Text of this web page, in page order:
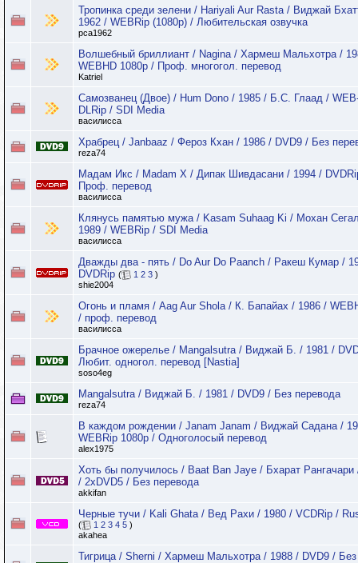
Тропинка среди зелени / Hariyali Aur Rasta / Виджай
1962 / WEBRip (1080p) / Любительская озвучка
pca1962
Волшебный бриллиант / Nagina / Хармеш Мальхотра /
WEBHD 1080p / Проф. многогол. перевод
Katriel
Самозванец (Двое) / Hum Dono / 1985 / Б.С. Глаад /
DLRip / SDI Media
василисса
Храбрец / Janbaaz / Фероз Кхан / 1986 / DVD9 / Без
reza74
Мадам Икс / Madam X / Дипак Шивдасани / 1994 /
Проф. перевод
василисса
Клянусь памятью мужа / Kasam Suhaag Ki / Мохан
1989 / WEBRip / SDI Media
василисса
Дважды два - пять / Do Aur Do Paanch / Ракеш Кумар /
DVDRip ( 1 2 3 )
shie2004
Огонь и пламя / Aag Aur Shola / К. Бапайах / 1986 /
/ проф. перевод
василисса
Брачное ожерелье / Mangalsutra / Виджай Б. / 1981 /
Любит. одногол. перевод [Nastia]
soso4eg
Mangalsutra / Виджай Б. / 1981 / DVD9 / Без перевода
reza74
В каждом рождении / Janam Janam / Виджай Садана /
WEBRip 1080p / Одноголосый перевод
alex1975
Хоть бы получилось / Baat Ban Jaye / Бхарат Рангачари
/ 2xDVD5 / Без перевода
akkifan
Черные тучи / Kali Ghata / Вед Рахи / 1980 / VCDRip /
( 1 2 3 4 5 )
akahea
Тигрица / Sherni / Хармеш Мальхотра / 1988 / DVD9 / Без